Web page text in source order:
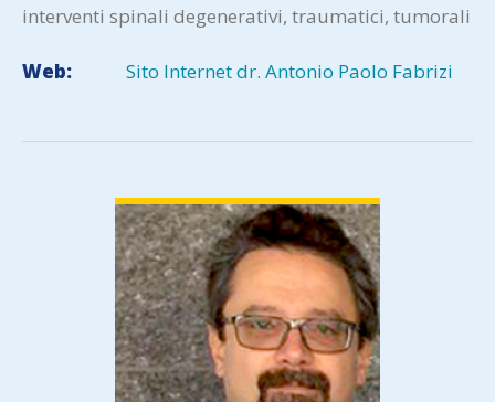
interventi spinali degenerativi, traumatici, tumorali
sono…
Web: Sito Internet dr. Antonio Paolo Fabrizi